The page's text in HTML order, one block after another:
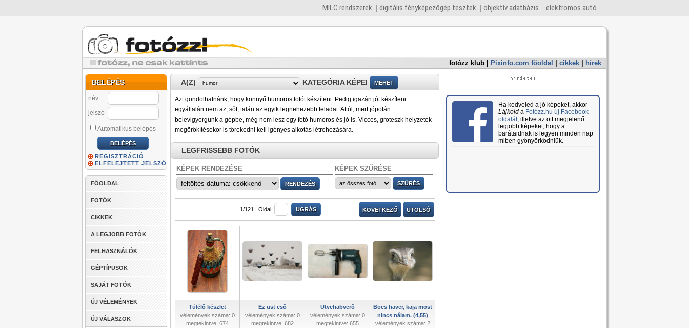
MILC rendszerek digitális fényképezőgép tesztek objektív adatbázis elektromos autó
fotózz klub Pixinfo.com főoldal cikkek hírek
BELÉPÉS
név
jelszó
Automatikus belépés
REGISZTRÁCIÓ
ELFELEJTETT JELSZÓ
FŐOLDAL
FOTÓK
CIKKEK
A LEGJOBB FOTÓK
FELHASZNÁLÓK
GÉPTÍPUSOK
SAJÁT FOTÓK
ÚJ VÉLEMÉNYEK
ÚJ VÁLASZOK
A(Z) KATEGÓRIA KÉPEI
Azt gondolhatnánk, hogy könnyű humoros fotót készíteni. Pedig igazán jót készíteni
egyáltalán nem az, sőt, talán az egyik legnehezebb feladat. Attól, mert jópofán
belevigyorgunk a gépbe, még nem lesz egy fotó humoros és jó is. Vicces, groteszk helyzetek
megörökítésekor is törekedni kell igényes alkotás létrehozására.
LEGFRISSEBB FOTÓK
KÉPEK RENDEZÉSE KÉPEK SZŰRÉSE
1/121 | Oldal: KÖVETKEZŐ UTOLSÓ
Túlélő készlet
vélemények száma: 0
megtekintve: 674
Ez üst eső
vélemények száma: 0
megtekintve: 682
Ütvehabverő
vélemények száma: 0
megtekintve: 655
Bocs haver, kaja most
nincs nálam. (4,55)
vélemények száma: 2
Ha kedveled a jó képeket, akkor
Lájkolda Fotózz.hu új Facebook
oldalát, illetve az ott megjelenő
legjobb képeket, hogy a
barátaidnak is legyen minden nap
miben gyönyörködniük.